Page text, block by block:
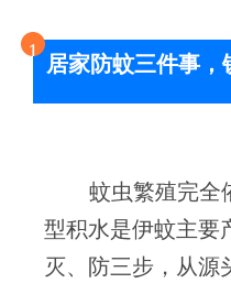
1
居家防蚊三件事，
蚊虫繁殖完全
型积水是伊蚊主要
灭、防三步，从源